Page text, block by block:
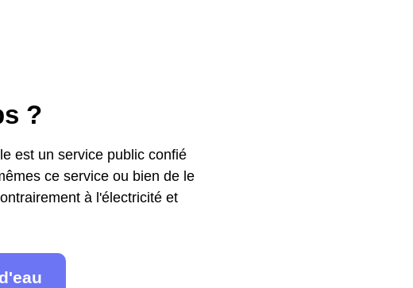
?
est un service public confié
ce service ou bien de le
à l'électricité et